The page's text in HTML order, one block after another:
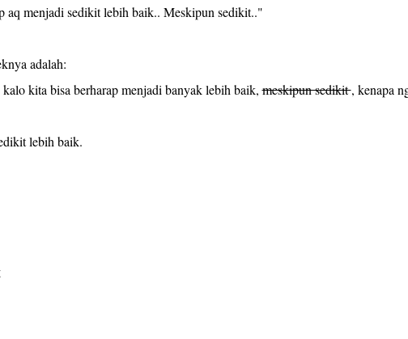
aq menjadi sedikit lebih baik.. Meskipun sedikit.."
adalah:
kita bisa berharap menjadi banyak lebih baik,meskipun sedikit, kenapa
lebih baik.